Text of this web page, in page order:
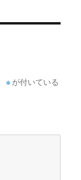
※ が付いている